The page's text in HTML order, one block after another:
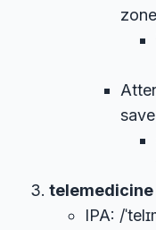
telemedicine
IPA: /